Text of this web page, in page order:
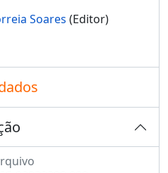
Soares (Editor)